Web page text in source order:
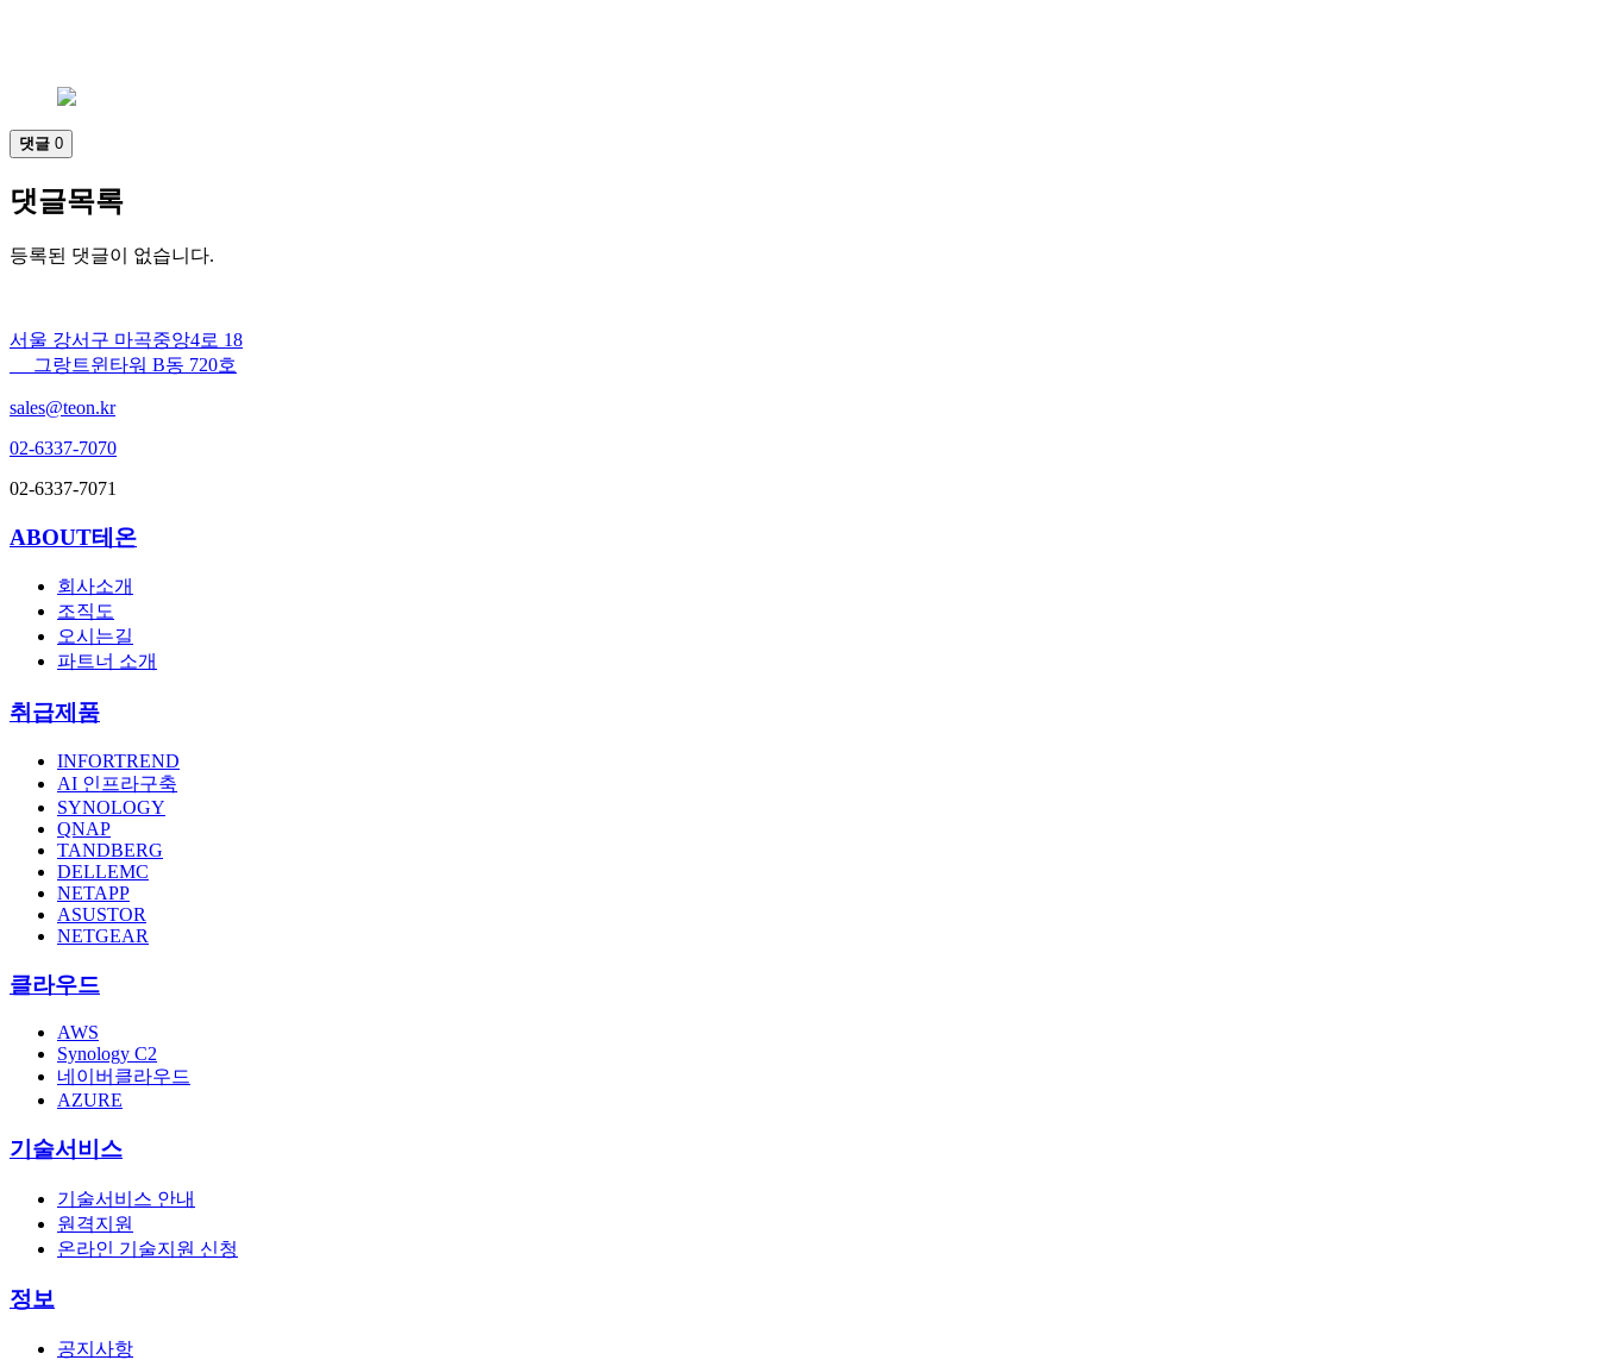
댓글 0
댓글목록
등록된 댓글이 없습니다.
서울 강서구 마곡중앙4로 18
그랑트윈타워 B동 720호
sales@teon.kr
02-6337-7070
02-6337-7071
ABOUT테온
회사소개
조직도
오시는길
파트너 소개
취급제품
INFORTREND
AI 인프라구축
SYNOLOGY
QNAP
TANDBERG
DELLEMC
NETAPP
ASUSTOR
NETGEAR
클라우드
AWS
Synology C2
네이버클라우드
AZURE
기술서비스
기술서비스 안내
원격지원
온라인 기술지원 신청
정보
공지사항